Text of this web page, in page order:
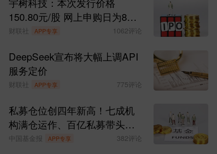
150.80元/股 网上申购日为8月
10日
财联社 APP专享 1062评论
DeepSeek宣布将大幅上调API
服务定价
财联社 APP专享 775评论
私募仓位创四年新高！七成机
构满仓运作、百亿私募带头加
仓 调仓方向曝光
中国基金报 APP专享 382评论